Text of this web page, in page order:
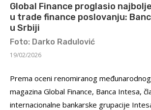
Global Finance proglasio
u trade finance poslovanju:
u Srbiji
Foto: Darko Radulović
19/02/2026
Prema oceni renomiranog
magazina Global Finance, Banca Intesa,
internacionalne bankarske grupacije